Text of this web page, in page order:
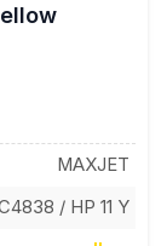
MAXJET
/ HP 11 Y